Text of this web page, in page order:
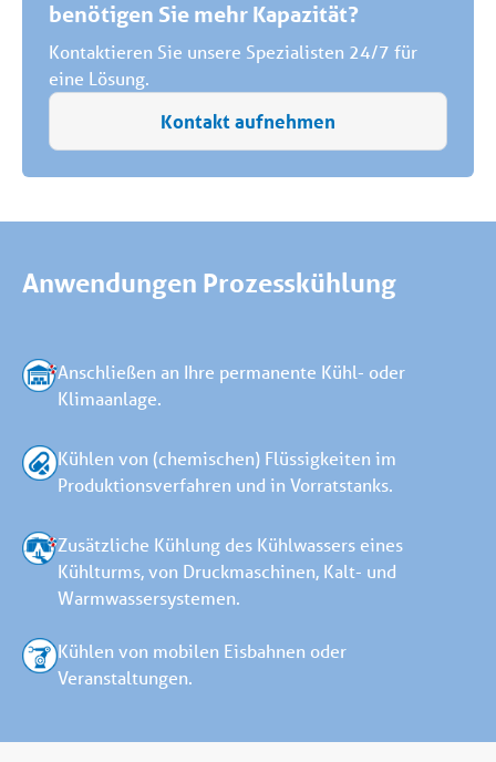
benötigen Sie mehr Kapazität?
Kontaktieren Sie unsere Spezialisten 24/7 für
eine Lösung.
Kontakt aufnehmen
Anwendungen Prozesskühlung
Anschließen an Ihre permanente Kühl- oder
Klimaanlage.
Kühlen von (chemischen) Flüssigkeiten im
Produktionsverfahren und in Vorratstanks.
Zusätzliche Kühlung des Kühlwassers eines
Kühlturms, von Druckmaschinen, Kalt- und
Warmwassersystemen.
Kühlen von mobilen Eisbahnen oder
Veranstaltungen.